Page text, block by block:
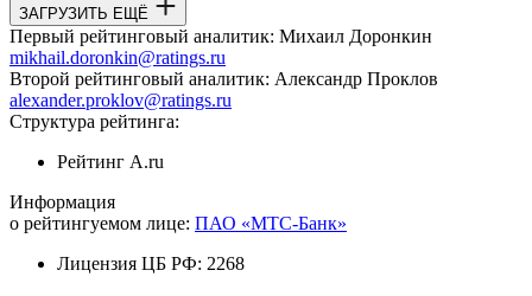
ЗАГРУЗИТЬ ЕЩЁ
Первый рейтинговый аналитик: Михаил Доронкин
mikhail.doronkin@ratings.ru
Второй рейтинговый аналитик: Александр Проклов
alexander.proklov@ratings.ru
Структура рейтинга:
Рейтинг A.ru
Информация
о рейтингуемом лице: ПАО «МТС-Банк»
Лицензия ЦБ РФ: 2268